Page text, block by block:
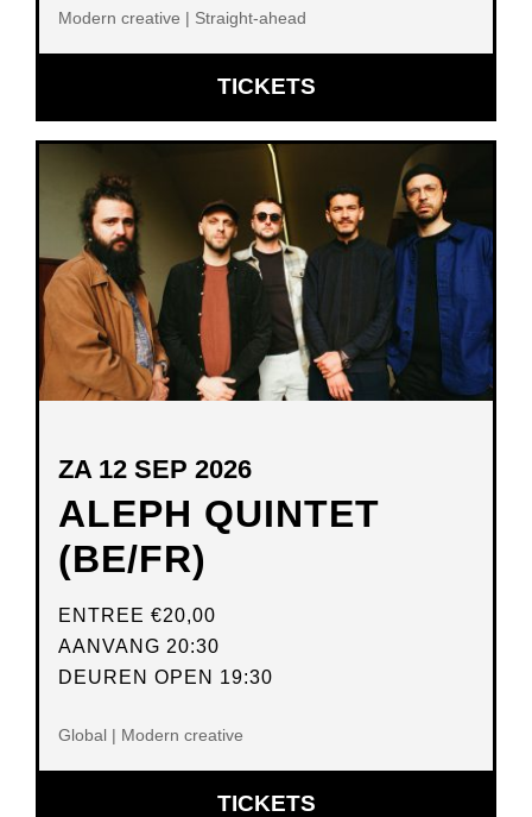
Modern creative | Straight-ahead
TICKETSOPENT
IN
VENSTER
ALEPH QUINTET
(BE/FR)
ZA 12 SEP 2026
ENTREE €20,00
AANVANG 20:30
DEUREN OPEN 19:30
Global | Modern creative
TICKETSOPENT